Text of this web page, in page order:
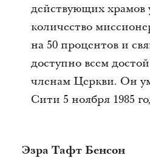
действующих храмов
количество
на 50 процентов и
доступно всем
членам Церкви. Он
Сити 5 ноября 1985
Эзра Тафт Бенсон